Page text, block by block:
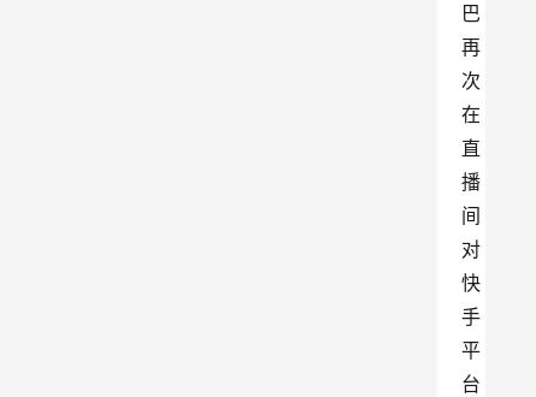
巴
再
次
在
直
播
间
对
快
手
平
台